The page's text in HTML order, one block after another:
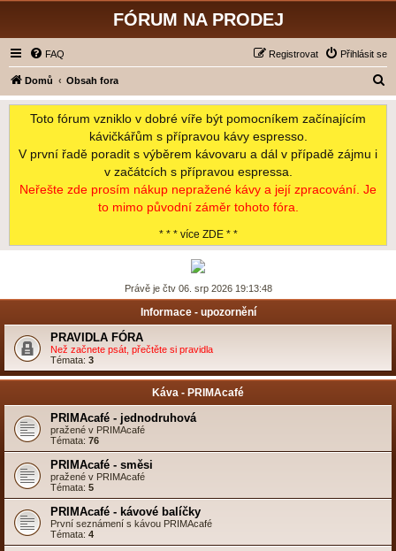
FÓRUM NA PRODEJ
FAQ Přihlásit se
Registrovat
Domů Obsah fora
l
Toto fórum vzniklo v dobré víře být pomocníkem začínajícím
kávičkářům s přípravou kávy espresso.
V první řadě poradit s výběrem kávovaru a dál v případě zájmu i
v začátcích s přípravou espressa.
Neřešte zde prosím nákup nepražené kávy a její zpracování. Je
to mimo původní záměr tohoto fóra.
* * * více ZDE * *
Právě je čtv 06. srp 2026 19:13:48
Informace - upozornění
PRAVIDLA FÓRA
Než začnete psát, přečtěte si pravidla
Témata: 3
Káva - PRIMAcafé
PRIMAcafé - jednodruhová
pražené v PRIMAcafé
Témata: 76
PRIMAcafé - směsi
pražené v PRIMAcafé
Témata: 5
PRIMAcafé - kávové balíčky
První seznámení s kávou PRIMAcafé
Témata: 4